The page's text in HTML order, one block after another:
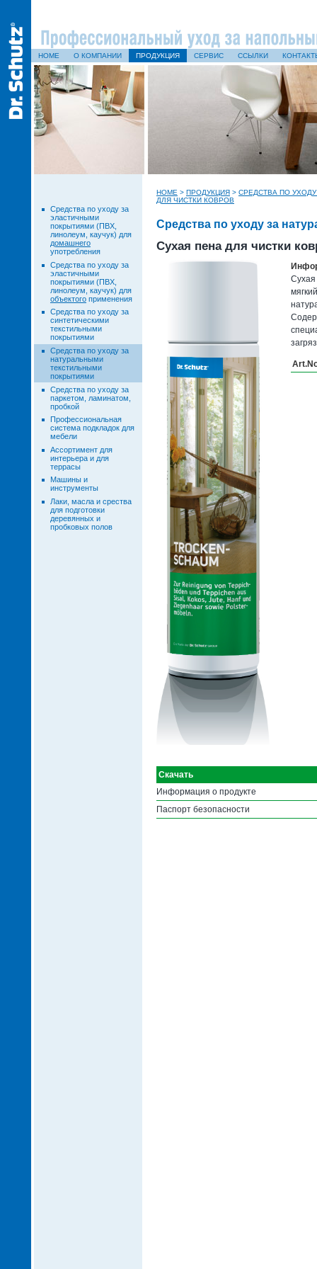
HOME О КОМПАНИИ ПРОДУКЦИЯ СЕРВИС ССЫЛКИ
Средства по уходу за
эластичными
покрытиями (ПВХ,
линолеум, каучук) для
домашнего
употребления
Средства по уходу за
эластичными
покрытиями (ПВХ,
линолеум, каучук) для
объектогоприменения
Средства по уходу за
синтетическими
текстильными
покрытиями
Средства по уходу за
натуральными
текстильными
покрытиями
Средства по уходу за
паркетом, ламинатом,
пробкой
Профессиональная
система подкладок для
мебели
Ассортимент для
интерьера и для
террасы
Машины и
инструменты
Лаки, масла и срества
для подготовки
деревянных и
пробковых полов
HOME > ПРОДУКЦИЯ > СРЕДСТВА ПО
ДЛЯ ЧИСТКИ КОВРОВ
Средства по уходу за
Сухая пена для чистки
Сухая
Скачать
Информация о продукте
Паспорт безопасности